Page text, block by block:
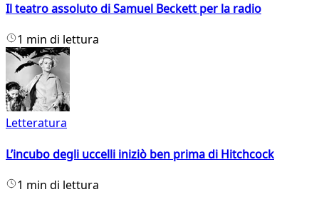
Il teatro assoluto di Samuel Beckett per la radio
1 min di lettura
Letteratura
L’incubo degli uccelli iniziò ben prima di Hitchcock
1 min di lettura